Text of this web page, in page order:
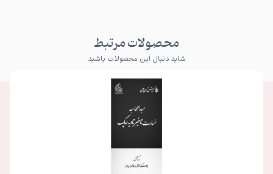
محصولات مرتبط
شاید دنبال این محصولات باشید